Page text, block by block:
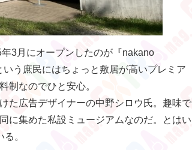
3月にオープンしたのが『nakano
う庶民にはちょっと敷居が高いプレミア
制なのでひと安心。
た広告デザイナーの中野シロウ氏。趣味で
に集めた私設ミュージアムなのだ。とはい
。